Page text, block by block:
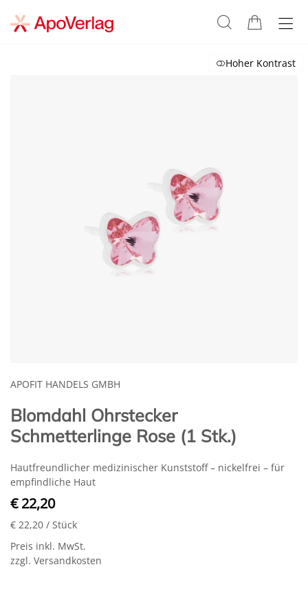
Hoher Kontrast
APOFIT HANDELS GMBH
Blomdahl Ohrstecker
Schmetterlinge Rose (1 Stk.)
Hautfreundlicher medizinischer Kunststoff – nickelfrei – für
empfindliche Haut
€ 22,20
€ 22,20 / Stück
Preis inkl. MwSt.
zzgl. Versandkosten